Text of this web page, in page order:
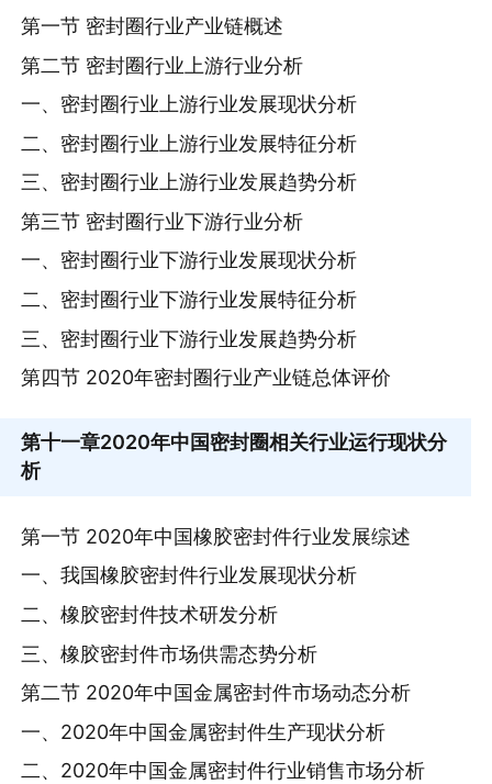
第一节 密封圈行业产业链概述
第二节 密封圈行业上游行业分析
一、密封圈行业上游行业发展现状分析
二、密封圈行业上游行业发展特征分析
三、密封圈行业上游行业发展趋势分析
第三节 密封圈行业下游行业分析
一、密封圈行业下游行业发展现状分析
二、密封圈行业下游行业发展特征分析
三、密封圈行业下游行业发展趋势分析
第四节 2020年密封圈行业产业链总体评价
第十一章2020年中国密封圈相关行业运行现状分
析
第一节 2020年中国橡胶密封件行业发展综述
一、我国橡胶密封件行业发展现状分析
二、橡胶密封件技术研发分析
三、橡胶密封件市场供需态势分析
第二节 2020年中国金属密封件市场动态分析
一、2020年中国金属密封件生产现状分析
二、2020年中国金属密封件行业销售市场分析